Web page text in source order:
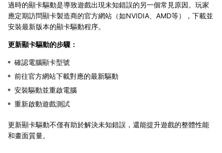
過時的顯卡驅動是導致遊戲出現未知錯誤的另一個常見原因。玩家
應定期訪問顯卡製造商的官方網站（如NVIDIA、AMD等），下載並
安裝最新版本的顯卡驅動程序。
更新顯卡驅動的步驟：
確認電腦顯卡型號
前往官方網站下載對應的最新驅動
安裝驅動並重啟電腦
重新啟動遊戲測試
更新顯卡驅動不僅有助於解決未知錯誤，還能提升遊戲的整體性能
和畫面質量。